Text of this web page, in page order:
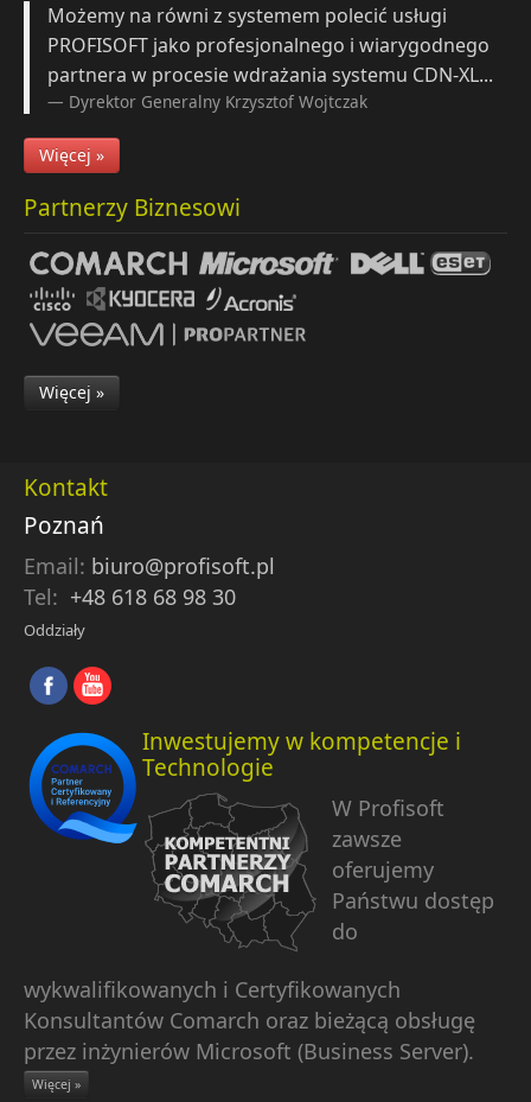
Możemy na równi z systemem polecić usługi
PROFISOFT jako profesjonalnego i wiarygodnego
partnera w procesie wdrażania systemu CDN-XL...
Dyrektor Generalny Krzysztof Wojtczak
Więcej »
Partnerzy Biznesowi
Więcej »
Kontakt
Poznań
Email: biuro@profisoft.pl
Tel: +48 618 68 98 30
Oddziały
Inwestujemy w kompetencje i
Technologie
W Profisoft
zawsze
oferujemy
Państwu dostęp
do
wykwalifikowanych i Certyfikowanych
Konsultantów Comarch oraz bieżącą obsługę
przez inżynierów Microsoft (Business Server).
Więcej »